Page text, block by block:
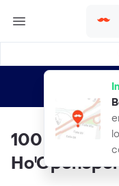
envíos
100